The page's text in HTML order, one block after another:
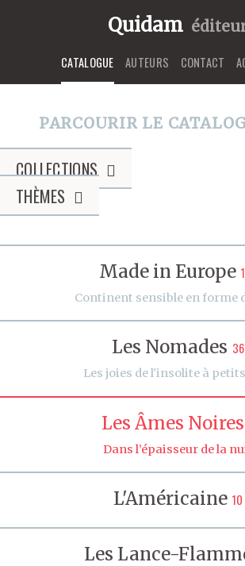
Quidam
CATALOGUE AUTEURS CONTACT
PARCOURIR LE
COLLECTIONS
THÈMES
Made in Europe
Continent sensible en forme
Les Nomades 36
Les joies de l'insolite à
Les Âmes Noires
Dans l’épaisseur de la
L'Américaine 10
Les Lance-